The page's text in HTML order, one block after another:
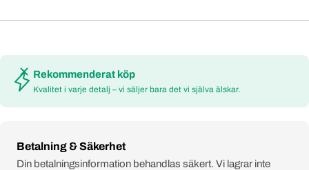
Rekommenderat köp
Kvalitet i varje detalj – vi säljer bara det vi själva älskar.
Betalning & Säkerhet
Payment
methods
Din betalningsinformation behandlas säkert. Vi lagrar inte